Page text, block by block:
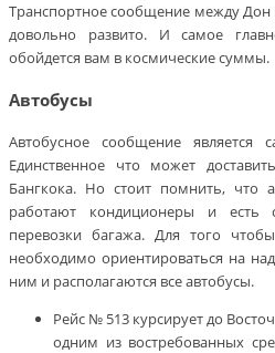
Транспортное сообщение между Дон
довольно развито. И самое
обойдется вам в космические суммы.
Автобусы
Автобусное сообщение является
Единственное что может
Бангкока. Но стоит помнить, что
работают кондиционеры и есть
перевозки багажа. Для того
необходимо ориентироваться на
ним и располагаются все автобусы.
Рейс № 513 курсирует до
одним из востребованных